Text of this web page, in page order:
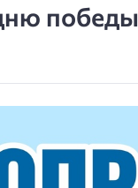
победы